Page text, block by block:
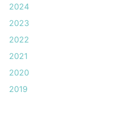
2024
2023
2022
2021
2020
2019